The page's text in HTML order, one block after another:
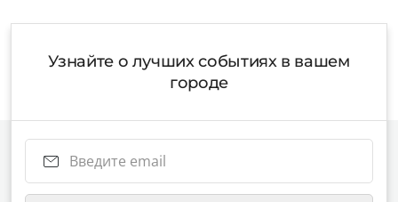
Узнайте о лучших событиях в вашем
городе